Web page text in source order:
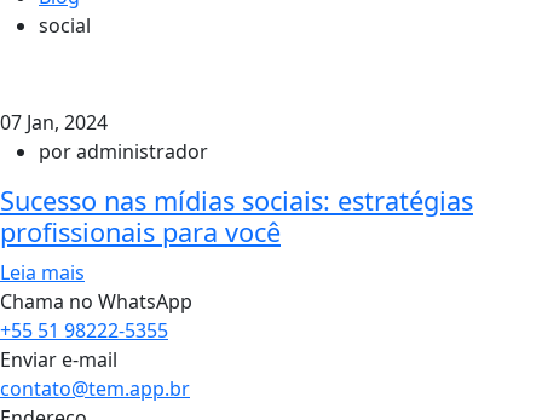
social
07 Jan, 2024
por administrador
Sucesso nas mídias sociais: estratégias
profissionais para você
Leia mais
Chama no WhatsApp
+55 51 98222-5355
Enviar e-mail
contato@tem.app.br